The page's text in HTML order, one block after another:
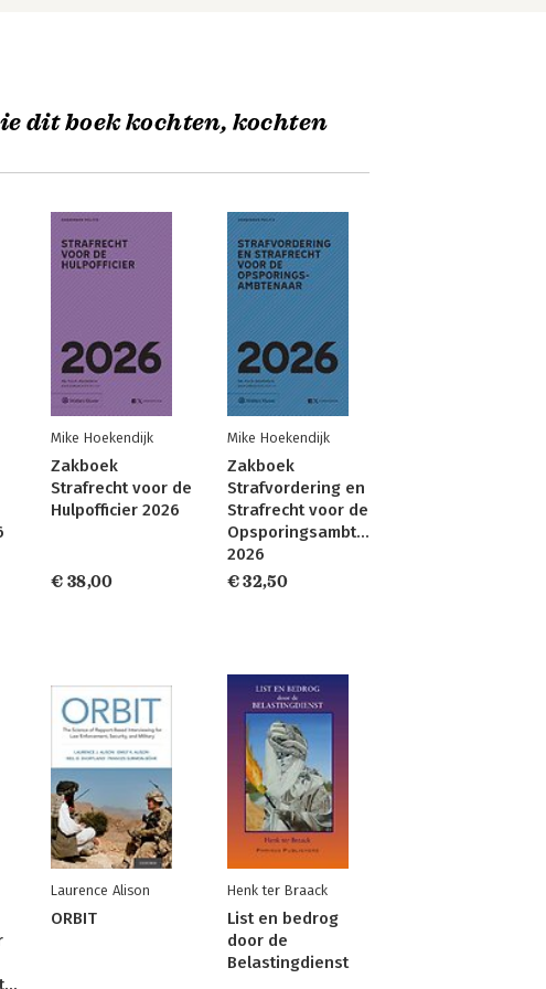
dit boek kochten, kochten
Mike Hoekendijk
Zakboek
Strafrecht voor de
Hulpofficier 2026
€ 38,00
Mike Hoekendijk
Zakboek
Strafvordering en
Strafrecht voor de
Opsporingsambtenaar
2026
€ 32,50
Laurence Alison
ORBIT
Henk ter Braack
List en bedrog
door de
Belastingdienst